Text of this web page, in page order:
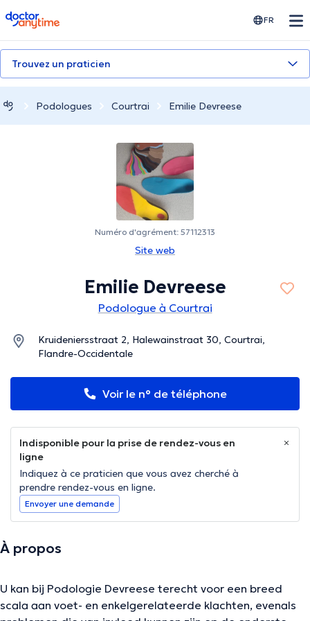
doctoranytime FR
Trouvez un praticien
Podologues Courtrai Emilie Devreese
Numéro d'agrément: 57112313
Site web
Emilie Devreese
Podologue à Courtrai
Kruideniersstraat 2, Halewainstraat 30, Courtrai,
Flandre-Occidentale
Voir le n° de téléphone
Indisponible pour la prise de rendez-vous en
ligne
Indiquez à ce praticien que vous avez cherché à
prendre rendez-vous en ligne.
Envoyer une demande
À propos
U kan bij Podologie Devreese terecht voor een breed
scala aan voet- en enkelgerelateerde klachten, evenals